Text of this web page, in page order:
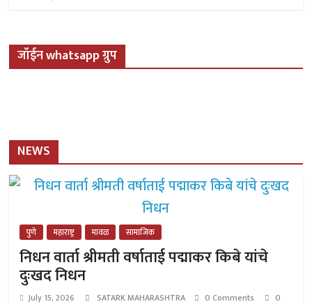
जॉईन whatsapp ग्रुप
NEWS
पुणे महाराष्ट्र मावळ सामाजिक
निधन वार्ता श्रीमती वर्षाताई पद्माकर किबे यांचे
दुःखद निधन
July 15, 2026 SATARK MAHARASHTRA 0 Comments
0